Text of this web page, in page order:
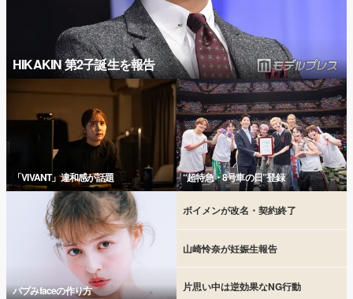
HIKAKIN 第2子誕生を報告
「VIVANT」違和感が話題 “超特急・8号車の日”登録
バブみfaceの作り方
ボイメンが改名・契約終了
山崎怜奈が妊娠生報告
片思い中は逆効果なNG行動